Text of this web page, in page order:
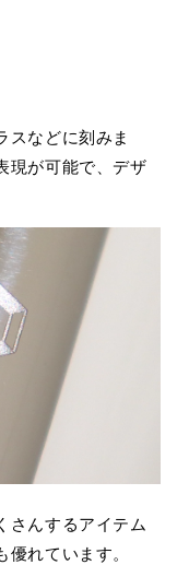
スなどに刻みま
現が可能で、デザ
さんするアイテム
れています。